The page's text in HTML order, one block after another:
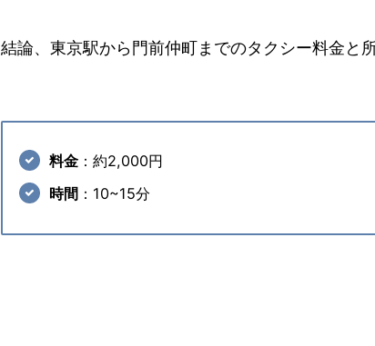
結論、東京駅から門前仲町までのタクシー料金と
料金：約2,000円
時間：10~15分